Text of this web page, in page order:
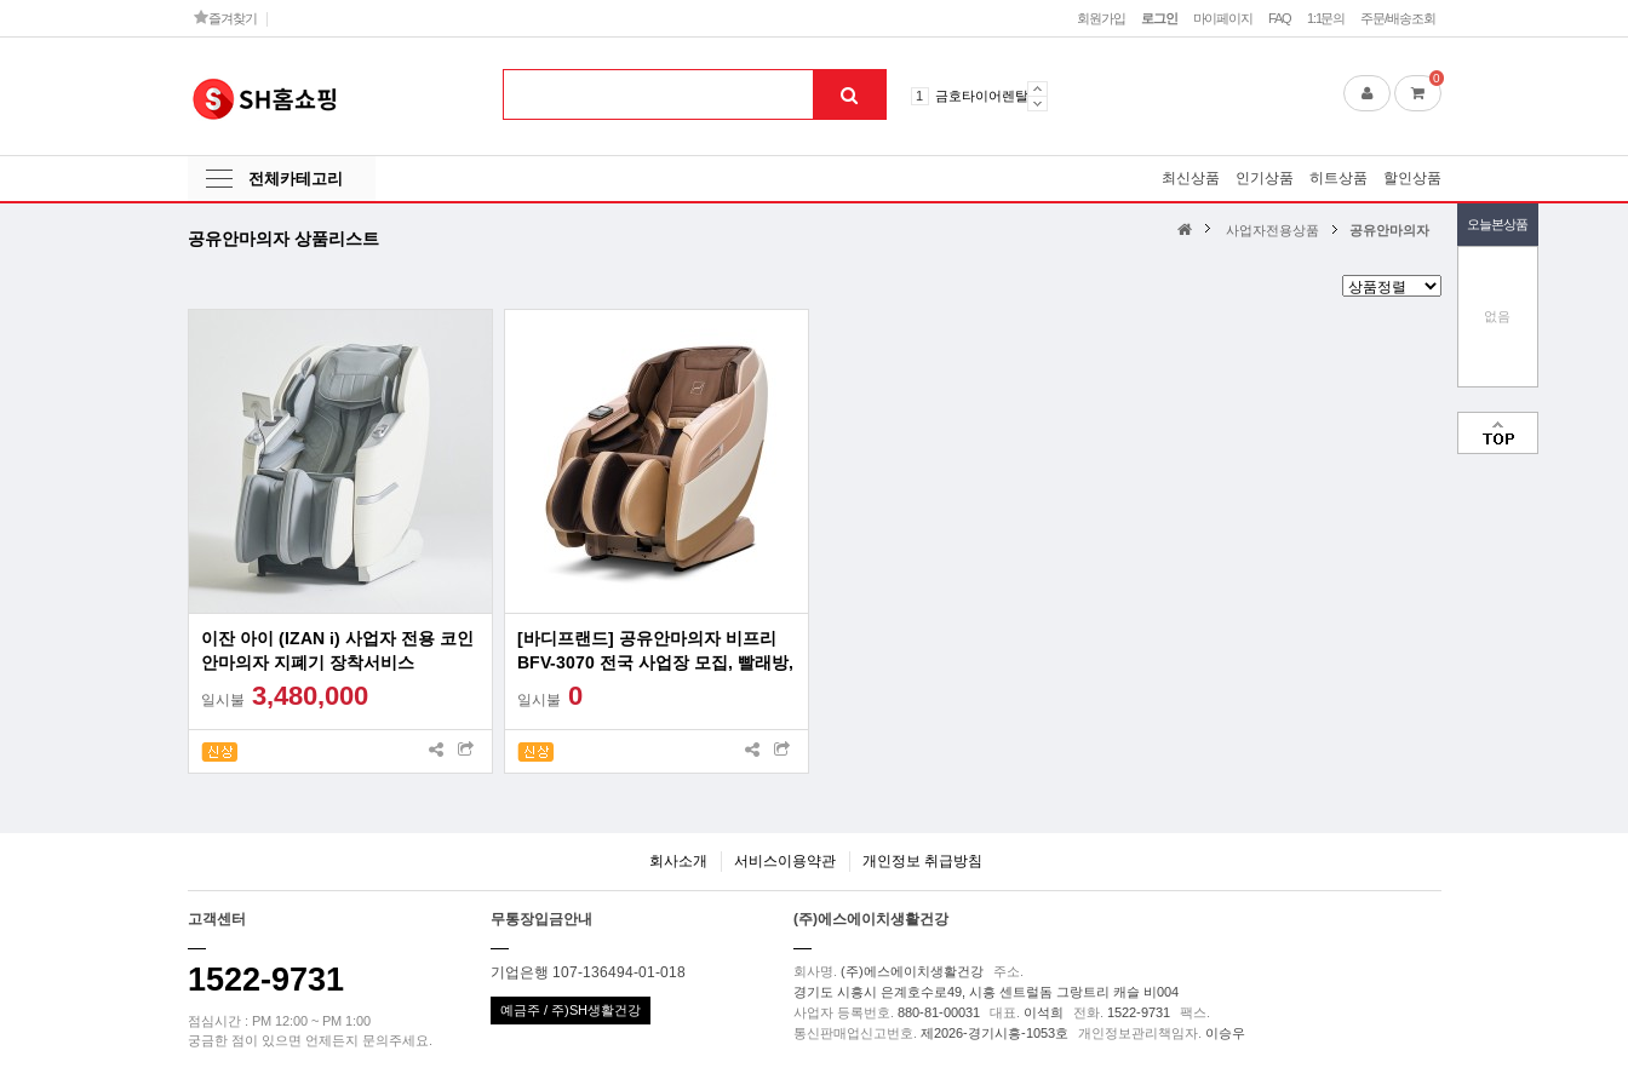
회원가입 로그인 마이페이지 FAQ 1:1문의 주문/배송조회
즐겨찾기
1 금호타이어렌탈
3 라파402
0
전체카테고리 최신상품 인기상품 히트상품 할인상품
공유안마의자 상품리스트
오늘본상품
없음
사업자전용상품 공유안마의자
이잔 아이 (IZAN i) 사업자 전용 코인
안마의자 지폐기 장착서비스
일시불 3,480,000
[바디프랜드] 공유안마의자 비프리
BFV-3070 전국 사업장 모집, 빨래방,
찜질방,극장,쇼핑몰,공항,리조트
일시불 0
회사소개 서비스이용약관 개인정보 취급방침
고객센터
1522-9731
점심시간 : PM 12:00 ~ PM 1:00
궁금한 점이 있으면 언제든지 문의주세요.
무통장입금안내
기업은행 107-136494-01-018
예금주 / 주)SH생활건강
(주)에스에이치생활건강
회사명. (주)에스에이치생활건강
주소.
경기도 시흥시 은계호수로49, 시흥 센트럴돔 그랑트리 캐슬 비004
사업자 등록번호. 880-81-00031 대표. 이석희 전화. 1522-9731
팩스.
통신판매업신고번호. 제2026-경기시흥-1053호 개인정보관리책임자. 이승우